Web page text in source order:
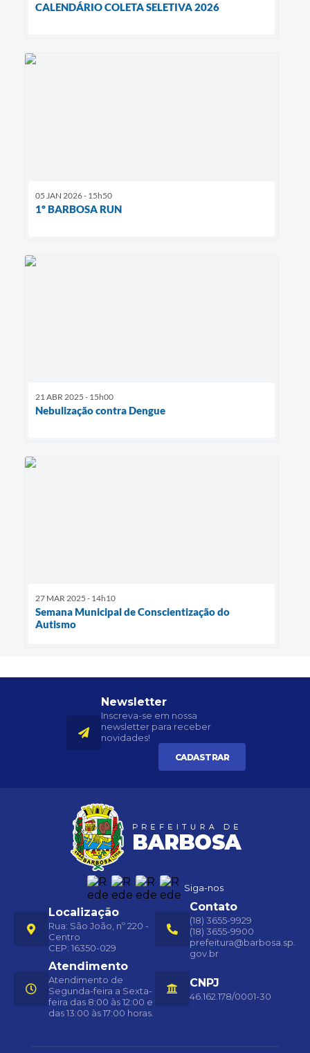
CALENDÁRIO COLETA SELETIVA 2026
05 JAN 2026 - 15h50
1º BARBOSA RUN
21 ABR 2025 - 15h00
Nebulização contra Dengue
27 MAR 2025 - 14h10
Semana Municipal de Conscientização do
Autismo
Newsletter
Inscreva-se em nossa
newsletter para receber
novidades!
CADASTRAR
Siga-nos
Localização
Rua: São João, nº 220 -
Centro
CEP: 16350-029
Contato
(18) 3655-9929
(18) 3655-9900
prefeitura@barbosa.sp.
gov.br
Atendimento
Atendimento de
Segunda-feira a Sexta-
feira das 8:00 às 12:00 e
das 13:00 às 17:00 horas.
CNPJ
46.162.178/0001-30